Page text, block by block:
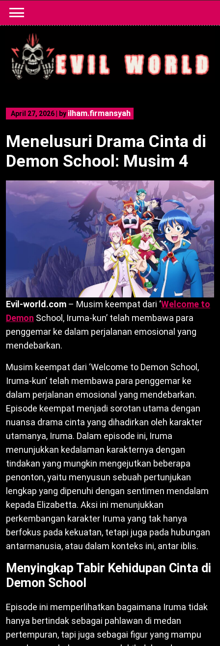
content
April 27, 2026 by ilham.firmansyah
Menelusuri Drama Cinta di
Demon School: Musim 4
Evil-world.com – Musim keempat dari ‘Welcome to
Demon School, Iruma-kun’ telah membawa para
penggemar ke dalam perjalanan emosional yang
mendebarkan.
Musim keempat dari ‘Welcome to Demon School,
Iruma-kun’ telah membawa para penggemar ke
dalam perjalanan emosional yang mendebarkan.
Episode keempat menjadi sorotan utama dengan
nuansa drama cinta yang dihadirkan oleh karakter
utamanya, Iruma. Dalam episode ini, Iruma
menunjukkan kedalaman karakternya dengan
tindakan yang mungkin mengejutkan beberapa
penonton, yaitu menyusun sebuah pertunjukan
lengkap yang dipenuhi dengan sentimen mendalam
kepada Elizabetta. Aksi ini menunjukkan
perkembangan karakter Iruma yang tak hanya
berfokus pada kekuatan, tetapi juga pada hubungan
antarmanusia, atau dalam konteks ini, antar iblis.
Menyingkap Tabir Kehidupan Cinta di
Demon School
Episode ini memperlihatkan bagaimana Iruma tidak
hanya bertindak sebagai pahlawan di medan
pertempuran, tapi juga sebagai figur yang mampu